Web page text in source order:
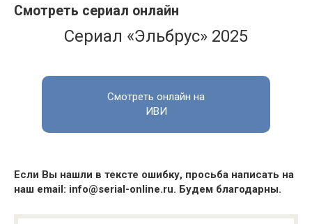
Смотреть сериал онлайн
Сериал «Эльбрус» 2025
Смотреть онлайн на
ИВИ
Если Вы нашли в тексте ошибку, просьба написать на
наш email: info@serial-online.ru. Будем благодарны.